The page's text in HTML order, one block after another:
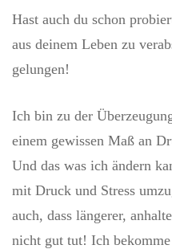
Hast auch du schon
aus deinem Leben zu
gelungen!
Ich bin zu der
einem gewissen Maß an
Und das was ich ändern
mit Druck und Stress
auch, dass längerer,
nicht gut tut! Ich